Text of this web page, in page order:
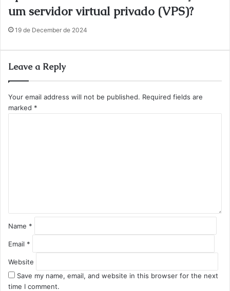
um servidor virtual privado (VPS)?
19 de December de 2024
Leave a Reply
Your email address will not be published. Required fields are
marked *
Name *
Email *
Website
Save my name, email, and website in this browser for the next
time I comment.